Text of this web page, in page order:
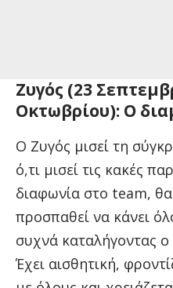
Ζυγός (23
Οκτωβρίου): Ο
Ο Ζυγός μισεί τη
ό,τι μισεί τις κακές
διαφωνία στο team,
προσπαθεί να κάνει
συχνά καταλήγοντας ο
Έχει αισθητική,